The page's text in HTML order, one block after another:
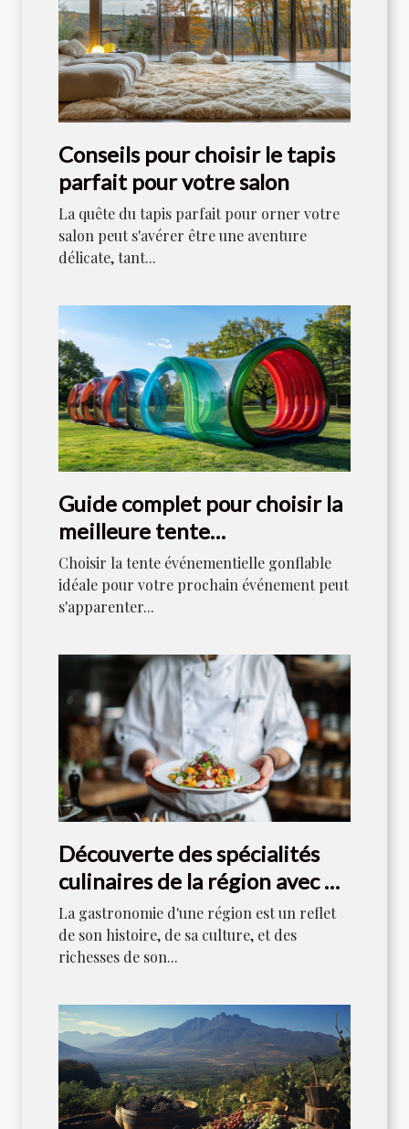
Conseils pour choisir le tapis
parfait pour votre salon
La quête du tapis parfait pour orner votre
salon peut s'avérer être une aventure
délicate, tant...
Guide complet pour choisir la
meilleure tente
événementielle gonflable
Choisir la tente événementielle gonflable
idéale pour votre prochain événement peut
s'apparenter...
Découverte des spécialités
culinaires de la région avec un
chef local
La gastronomie d'une région est un reflet
de son histoire, de sa culture, et des
richesses de son...